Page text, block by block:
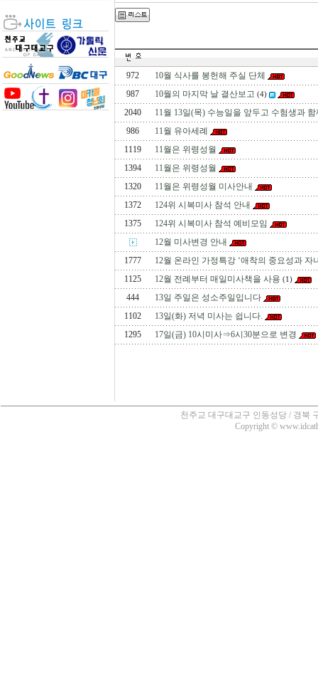
972
10월 식사를 봉헌해 주실 단체
987
10월의 마지막 날 결산보고 (4)
2040
11월 13일(목) 수능일을 앞두고 수험생과
986
11월 유아세례
1119
11월은 위령성월
1394
11월은 위령성월
1320
11월은 위령성월 미사안내
1372
124위 시복미사 참석 안내
1375
124위 시복미사 참석 예비모임
12월 미사변경 안내
1777
12월 온라인 가정특강 ‘애착의 중요성과 자
1125
12월 전례부터 매일미사책을 사용 (1)
444
13일 주일은 성소주일입니다
1102
13일(화) 저녁 미사는 쉽니다.
1295
17일(금) 10시미사⇒6시30분으로 변경
천주교 대구대교구 인동성당 / 경북
Copyright ©